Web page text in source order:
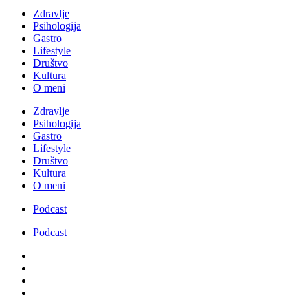
Zdravlje
Psihologija
Gastro
Lifestyle
Društvo
Kultura
O meni
Zdravlje
Psihologija
Gastro
Lifestyle
Društvo
Kultura
O meni
Podcast
Podcast